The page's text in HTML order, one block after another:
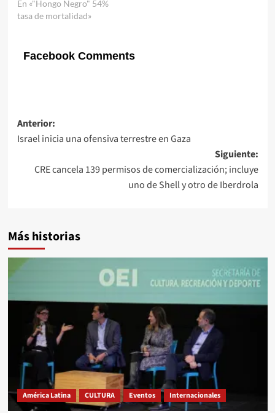
En «"Hongo Negro" 54%
tasa de mortalidad»
Facebook Comments
Navegación
de
entradas
Anterior:
Israel inicia una ofensiva terrestre en Gaza
Siguiente:
CRE cancela 139 permisos de comercialización; incluye
uno de Shell y otro de Iberdrola
Más historias
América Latina CULTURA Eventos Internacionales